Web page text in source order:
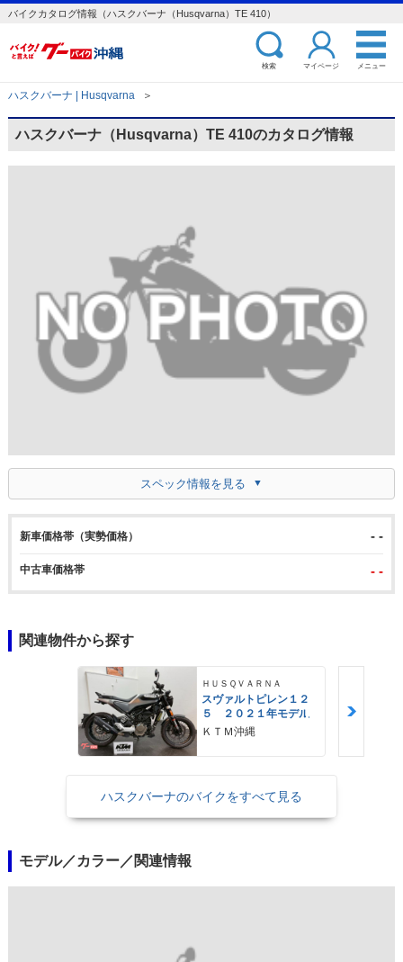
バイクカタログ情報（ハスクバーナ（Husqvarna）TE 410）
検索 マイページ メニュー
ハスクバーナ | Husqvarna ＞
ハスクバーナ（Husqvarna）TE 410のカタログ情報
スペック情報を見る
新車価格帯（実勢価格） - -
中古車価格帯 - -
関連物件から探す
ＨＵＳＱＶＡＲＮＡ
スヴァルトピレン１２
５ ２０２１年モデル
ＫＴＭ沖縄
ハスクバーナのバイクをすべて見る
モデル／カラー／関連情報